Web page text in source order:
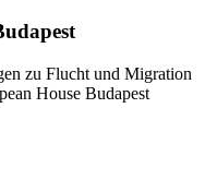
zu Flucht und Migration
House Budapest